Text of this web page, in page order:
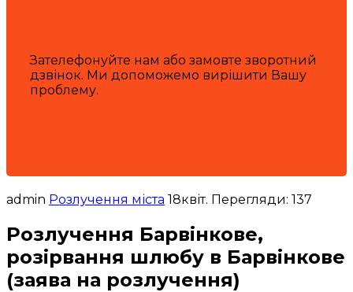
Зателефонуйте нам або замовте зворотний
дзвінок. Ми допоможемо вирішити Вашу
проблему.
admin Розлучення міста 18квіт. Перегляди: 137
Розлучення Барвінкове,
розірвання шлюбу в Барвінкове
(заява на розлучення)